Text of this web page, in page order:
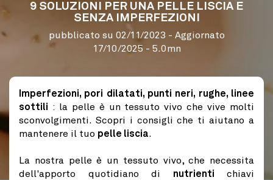
9 SOLUZIONI PER UNA PELLE LISCIA E
SENZA IMPERFEZIONI
pubblicato su 02/11/2023 - Aggiornato
17/10/2025 - 5.0mn
Imperfezioni, pori dilatati, punti neri, rughe, linee
sottili : la pelle è un tessuto vivo che vive molti
sconvolgimenti. Scopri i consigli che ti aiutano a
mantenere il tuo pelle liscia.
La nostra pelle è un tessuto vivo, che necessita
dell'apporto quotidiano di nutrienti chiavi